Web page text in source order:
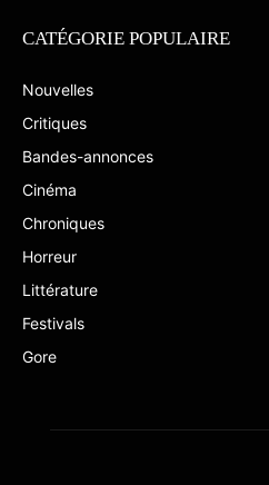
CATÉGORIE POPULAIRE
Nouvelles
Critiques
Bandes-annonces
Cinéma
Chroniques
Horreur
Littérature
Festivals
Gore